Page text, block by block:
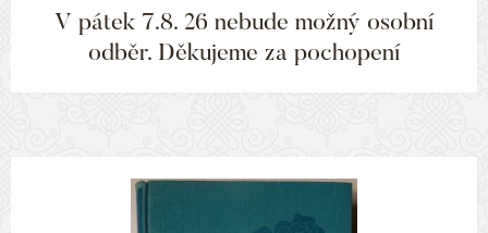
V pátek 7.8. 26 nebude možný osobní
odběr. Děkujeme za pochopení